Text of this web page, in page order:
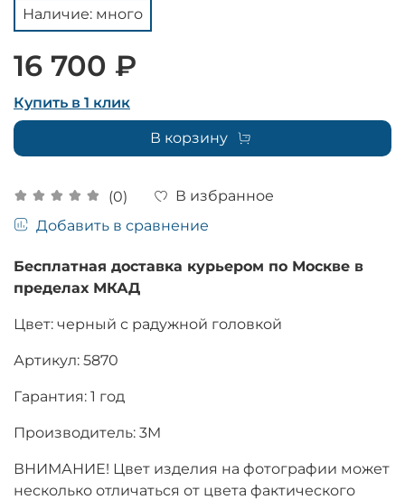
(0)
В избранное
Добавить в сравнение
Наличие: много
16 700 ₽
Купить в 1 клик
В корзину
Бесплатная доставка курьером по Москве в
пределах МКАД
Цвет: черный с радужной головкой
Артикул: 5870
Гарантия: 1 год
Производитель: 3M
ВНИМАНИЕ! Цвет изделия на фотографии может
несколько отличаться от цвета фактического